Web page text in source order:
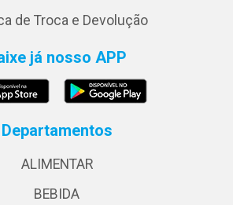
de Troca e Devolução
já nosso APP
Departamentos
ALIMENTAR
BEBIDA